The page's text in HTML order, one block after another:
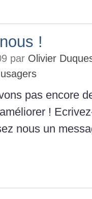
!
par Olivier
pas encore
!
nous un